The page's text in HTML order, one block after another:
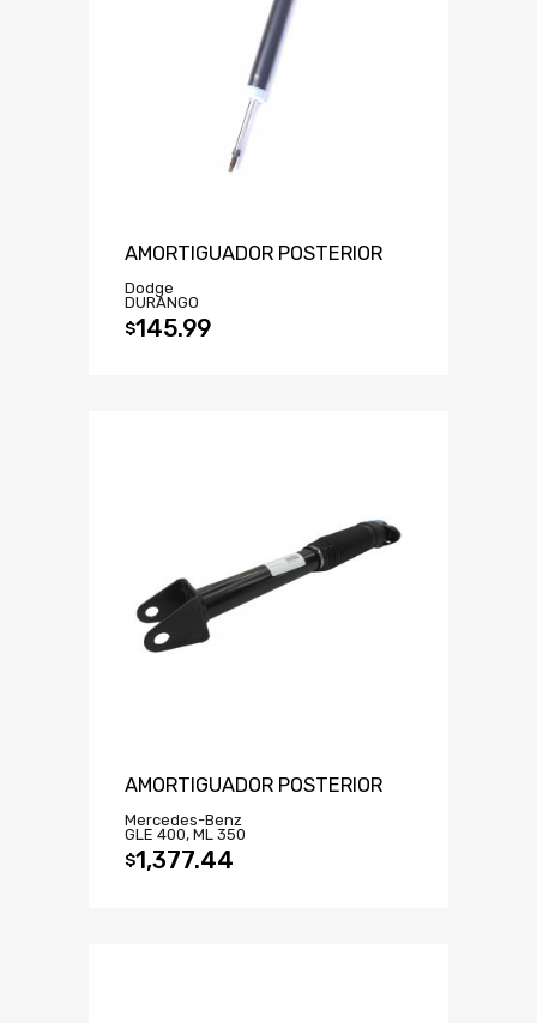
AMORTIGUADOR POSTERIOR
Dodge
DURANGO
$145.99
AMORTIGUADOR POSTERIOR
Mercedes-Benz
GLE 400, ML 350
$1,377.44